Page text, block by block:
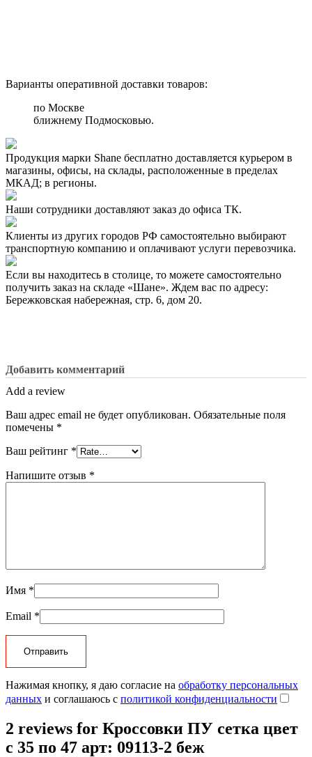
Варианты оперативной доставки товаров:
по Москве
ближнему Подмосковью.
Продукция марки Shane бесплатно доставляется курьером в
магазины, офисы, на склады, расположенные в пределах
МКАД; в регионы.
Наши сотрудники доставляют заказ до офиса ТК.
Клиенты из других городов РФ самостоятельно выбирают
транспортную компанию и оплачивают услуги перевозчика.
Если вы находитесь в столице, то можете самостоятельно
получить заказ на складе «Шане». Ждем вас по адресу:
Бережковская набережная, стр. 6, дом 20.
Добавить комментарий
Add a review
Ваш адрес email не будет опубликован. Обязательные поля
помечены *
Ваш рейтинг *
Напишите отзыв *
Имя *
Email *
Нажимая кнопку, я даю согласие на обработку персональных
данных и соглашаюсь с политикой конфиденциальности
2 reviews for Кроссовки ПУ сетка цвет
с 35 по 47 арт: 09113-2 беж